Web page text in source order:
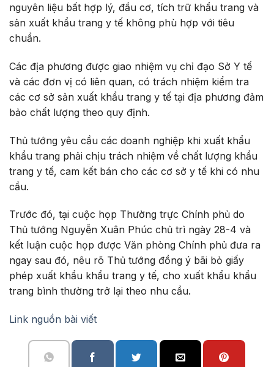
nguyên liệu bất hợp lý, đầu cơ, tích trữ khẩu trang và
sản xuất khẩu trang y tế không phù hợp với tiêu
chuẩn.
Các địa phương được giao nhiệm vụ chỉ đạo Sở Y tế
và các đơn vị có liên quan, có trách nhiệm kiểm tra
các cơ sở sản xuất khẩu trang y tế tại địa phương đảm
bảo chất lượng theo quy định.
Thủ tướng yêu cầu các doanh nghiệp khi xuất khẩu
khẩu trang phải chịu trách nhiệm về chất lượng khẩu
trang y tế, cam kết bán cho các cơ sở y tế khi có nhu
cầu.
Trước đó, tại cuộc họp Thường trực Chính phủ do
Thủ tướng Nguyễn Xuân Phúc chủ trì ngày 28-4 và
kết luận cuộc họp được Văn phòng Chính phủ đưa ra
ngay sau đó, nêu rõ Thủ tướng đồng ý bãi bỏ giấy
phép xuất khẩu khẩu trang y tế, cho xuất khẩu khẩu
trang bình thường trở lại theo nhu cầu.
Link nguồn bài viết